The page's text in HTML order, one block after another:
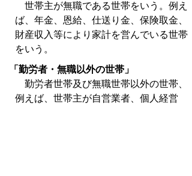
世帯主が無職である世帯をいう。例え
ば、年金、恩給、仕送り金、保険取金、
財産収入等により家計を営んでいる世帯
をいう。
「勤労者・無職以外の世帯」
勤労者世帯及び無職世帯以外の世帯、
例えば、世帯主が自営業者、個人経営